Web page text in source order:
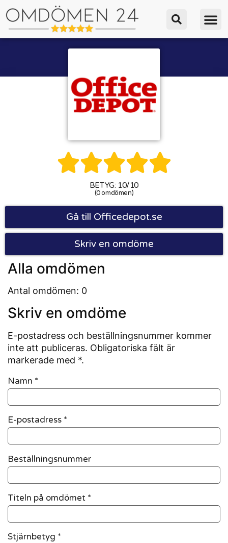

BETYG: 10/10
(0 omdömen)
Gå till Officedepot.se
Skriv en omdöme
Alla omdömen
Antal omdömen: 0
Skriv en omdöme
E-postadress och beställningsnummer kommer
inte att publiceras. Obligatoriska fält är
markerade med *.
Namn *
E-postadress *
Beställningsnummer
Titeln på omdömet *
Stjärnbetyg *